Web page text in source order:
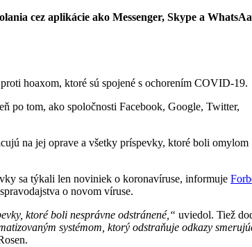
cez aplikácie ako Messenger, Skype a
hoaxom, ktoré sú spojené s ochorením COVID-19.
po tom, ako spoločnosti Facebook, Google, Twitter,
na jej oprave a všetky príspevky, ktoré boli omylom
sa týkali len noviniek o koronavíruse, informuje
o novom víruse.
ktoré boli nesprávne odstránené,“ uviedol. Tiež
systémom, ktorý odstraňuje odkazy